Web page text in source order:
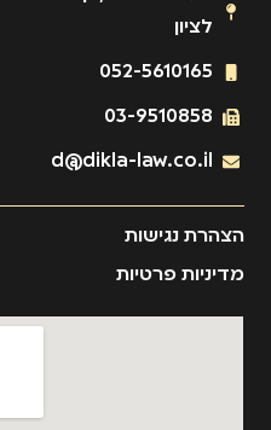
לציון
052-5610165
03-9510858
d@dikla-law.co.il
הצהרת נגישות
מדיניות פרטיות